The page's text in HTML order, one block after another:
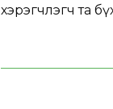
хэрэгчлэгч та